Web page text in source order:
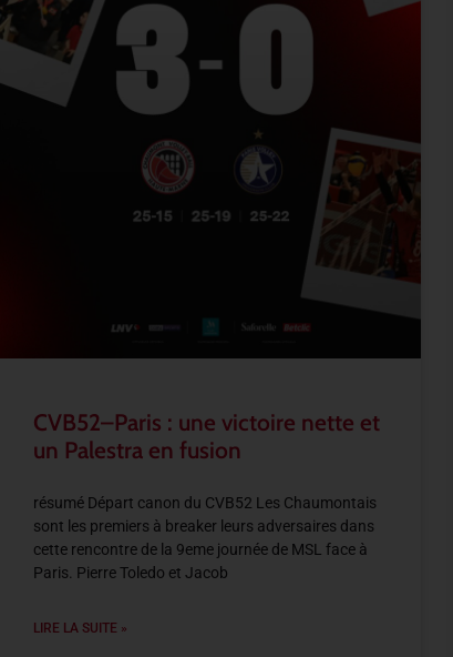
CVB52–Paris : une victoire nette et
un Palestra en fusion
résumé Départ canon du CVB52 Les Chaumontais
sont les premiers à breaker leurs adversaires dans
cette rencontre de la 9eme journée de MSL face à
Paris. Pierre Toledo et Jacob
LIRE LA SUITE »